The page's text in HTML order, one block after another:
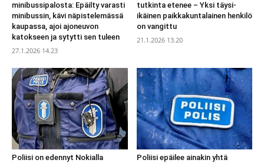
minibussipalosta: Epäilty varasti
minibussin, kävi näpistelemässä
kaupassa, ajoi ajoneuvon
katokseen ja sytytti sen tuleen
27.1.2026 14.23
tutkinta etenee – Yksi täysi-
ikäinen paikkakuntalainen henkilö
on vangittu
21.1.2026 13.20
Poliisi on edennyt Nokialla
Poliisi epäilee ainakin yhtä